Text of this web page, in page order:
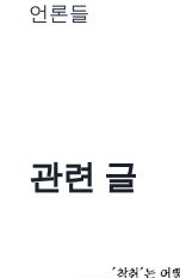
언론들
관련 글